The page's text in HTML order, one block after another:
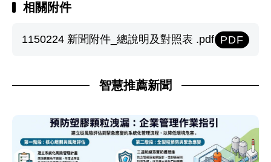
相關附件
1150224 新聞附件_總說明及對照表 .pdf PDF
智慧推薦新聞